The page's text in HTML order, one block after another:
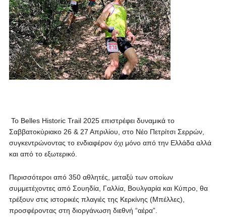
Το Belles Historic Trail 2025 επιστρέφει δυναμικά το
Σαββατοκύριακο 26 & 27 Απριλίου, στο Νέο Πετρίτσι Σερρών,
συγκεντρώνοντας το ενδιαφέρον όχι μόνο από την Ελλάδα αλλά
και από το εξωτερικό.
Περισσότεροι από 350 αθλητές, μεταξύ των οποίων
συμμετέχοντες από Σουηδία, Γαλλία, Βουλγαρία και Κύπρο, θα
τρέξουν στις ιστορικές πλαγιές της Κερκίνης (Μπέλλες),
προσφέροντας στη διοργάνωση διεθνή “αέρα”.